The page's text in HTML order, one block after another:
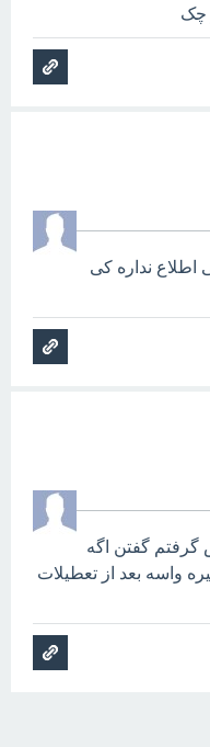
نداره کی
گرفتم گفتن اگه
نشه میره واسه بعد از تعطیلات